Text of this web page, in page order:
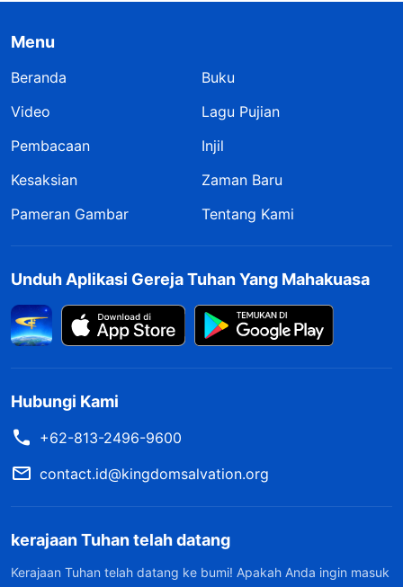
Menu
Beranda
Buku
Video
Lagu Pujian
Pembacaan
Injil
Kesaksian
Zaman Baru
Pameran Gambar
Tentang Kami
Unduh Aplikasi Gereja Tuhan Yang Mahakuasa
Hubungi Kami
+62-813-2496-9600
contact.id@kingdomsalvation.org
kerajaan Tuhan telah datang
Kerajaan Tuhan telah datang ke bumi! Apakah Anda ingin masuk